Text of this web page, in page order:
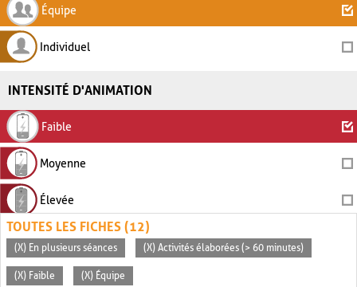
Équipe
Individuel
INTENSITÉ D'ANIMATION
Faible
Moyenne
Élevée
TOUTES LES FICHES (12)
(X) En plusieurs séances (X) Activités élaborées (> 60 minutes)
(X) Faible (X) Équipe